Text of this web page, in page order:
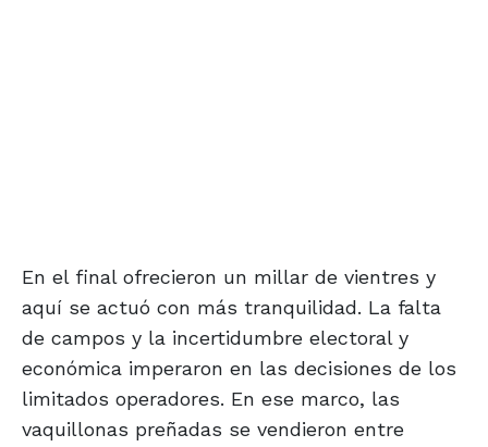
En el final ofrecieron un millar de vientres y
aquí se actuó con más tranquilidad. La falta
de campos y la incertidumbre electoral y
económica imperaron en las decisiones de los
limitados operadores. En ese marco, las
vaquillonas preñadas se vendieron entre